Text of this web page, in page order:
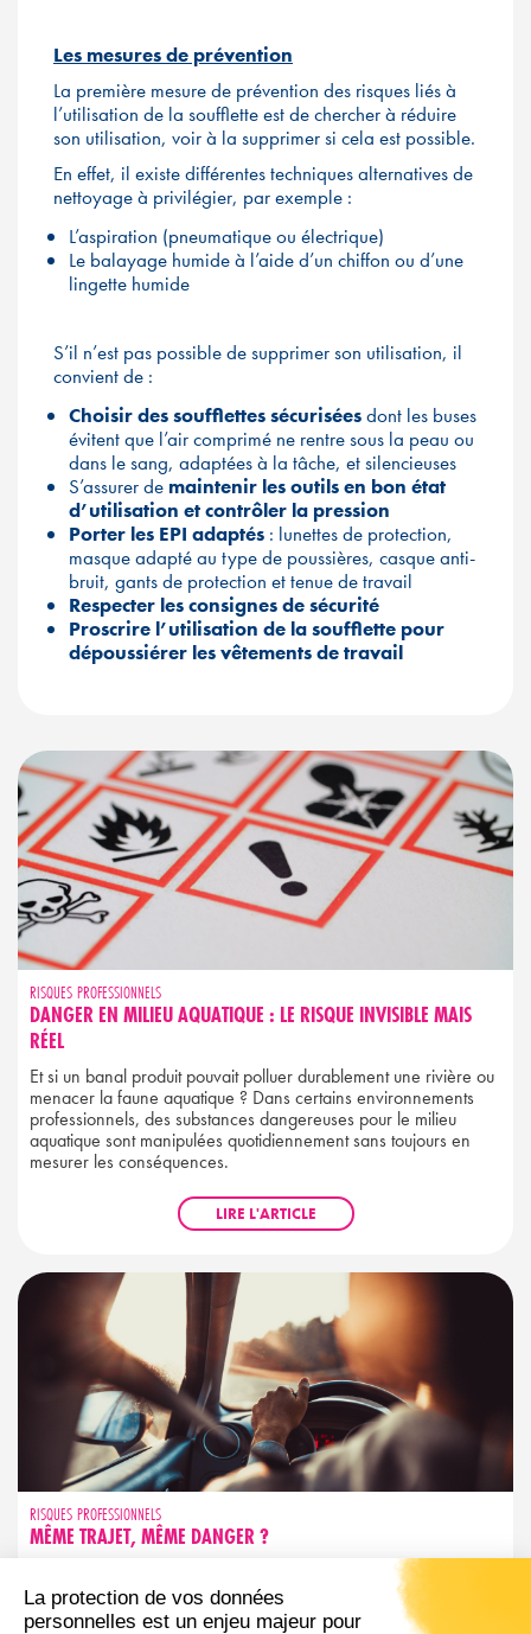
Les mesures de prévention
La première mesure de prévention des risques liés à
l’utilisation de la soufflette est de chercher à réduire
son utilisation, voir à la supprimer si cela est possible.
En effet, il existe différentes techniques alternatives de
nettoyage à privilégier, par exemple :
L’aspiration (pneumatique ou électrique)
Le balayage humide à l’aide d’un chiffon ou d’une
lingette humide
S’il n’est pas possible de supprimer son utilisation, il
convient de :
Choisir des soufflettes sécuriséesdont les buses
évitent que l’air comprimé ne rentre sous la peau ou
dans le sang, adaptées à la tâche, et silencieuses
S’assurer de maintenir les outils en bon état
d’utilisation et contrôler la pression
Porter les EPI adaptés : lunettes de protection,
masque adapté au type de poussières, casque anti-
bruit, gants de protection et tenue de travail
Respecter les consignes de sécurité
Proscrire l’utilisation de la soufflette pour
dépoussiérer les vêtements de travail
RISQUES PROFESSIONNELS
DANGER EN MILIEU AQUATIQUE : LE RISQUE INVISIBLE MAIS
RÉEL
Et si un banal produit pouvait polluer durablement une rivière ou
menacer la faune aquatique ? Dans certains environnements
professionnels, des substances dangereuses pour le milieu
aquatique sont manipulées quotidiennement sans toujours en
mesurer les conséquences.
LIRE L'ARTICLE
RISQUES PROFESSIONNELS
MÊME TRAJET, MÊME DANGER ?
Trajet familier ne rime pas avec sécurité garantie. Découvrez les
réflexes simples pour garder votre vigilance active, même sur
les routes que vous connaissez par cœur.